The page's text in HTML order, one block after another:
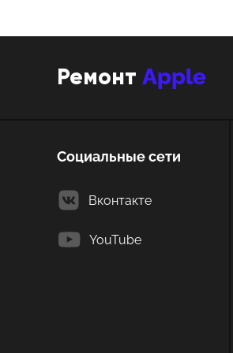
Ремонт Apple
Социальные сети
Вконтакте
YouTube